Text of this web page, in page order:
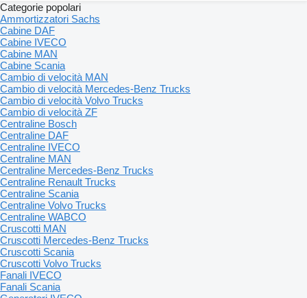
Categorie popolari
Ammortizzatori Sachs
Cabine DAF
Cabine IVECO
Cabine MAN
Cabine Scania
Cambio di velocità MAN
Cambio di velocità Mercedes-Benz Trucks
Cambio di velocità Volvo Trucks
Cambio di velocità ZF
Centraline Bosch
Centraline DAF
Centraline IVECO
Centraline MAN
Centraline Mercedes-Benz Trucks
Centraline Renault Trucks
Centraline Scania
Centraline Volvo Trucks
Centraline WABCO
Cruscotti MAN
Cruscotti Mercedes-Benz Trucks
Cruscotti Scania
Cruscotti Volvo Trucks
Fanali IVECO
Fanali Scania